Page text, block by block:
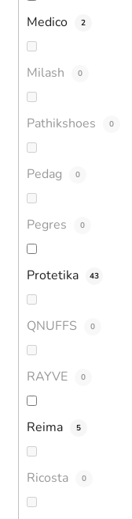
Medico 2
Milash 0
Pathikshoes 0
Pedag 0
Pegres 0
Protetika 43
QNUFFS 0
RAYVE 0
Reima 5
Ricosta 0